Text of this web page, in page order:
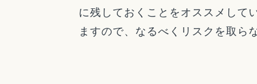
に残しておくことをオススメして
ますので、なるべくリスクを取ら